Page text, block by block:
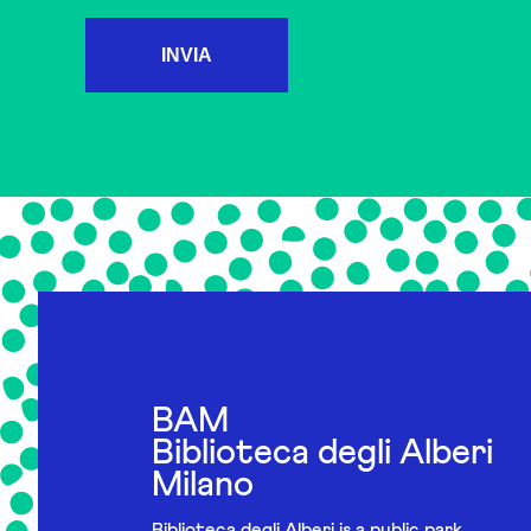
INVIA
BAM
Biblioteca degli Alberi
Milano